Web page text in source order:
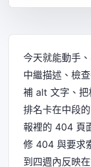
今天就能動手
中繼描述、檢
補 alt 文字、把
排名卡在中段
報裡的 404 頁
修 404 與要求
到四週內反映